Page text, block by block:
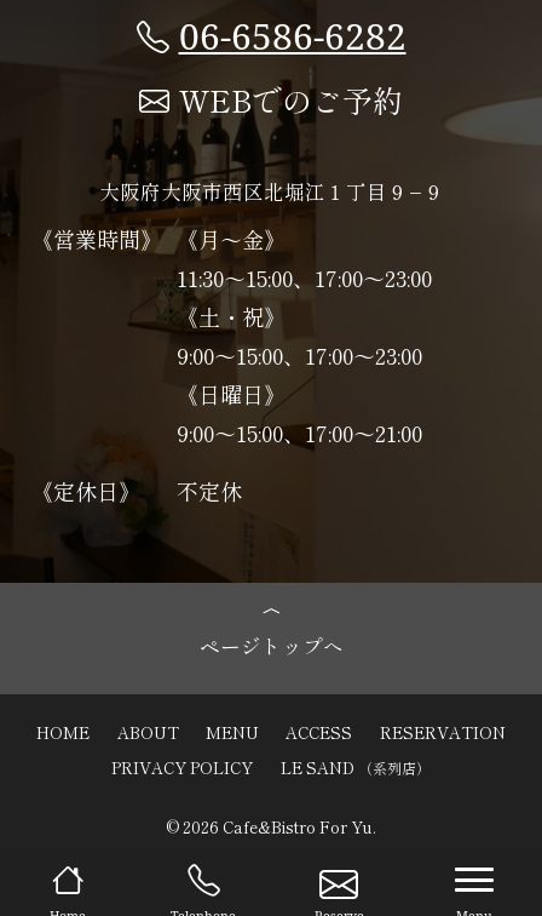
06-6586-6282
WEBでのご予約
大阪府大阪市西区北堀江１丁目９−９
《営業時間》 《月～金》
11:30～15:00、17:00～23:00
《土・祝》
9:00～15:00、17:00〜23:00
《日曜日》
9:00～15:00、17:00〜21:00
《定休日》
不定休
ページトップへ
HOME ABOUT MENU ACCESS
RESERVATION
PRIVACY POLICY
LE SAND （系列店）
© 2026 Cafe&Bistro For Yu.